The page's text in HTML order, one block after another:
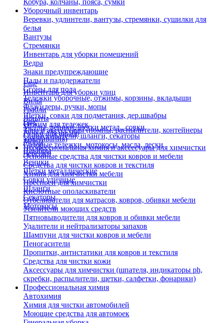
Кобура, колчаны, пояса, сумки
Уборочный инвентарь
Веревки, удлинтели, вантузы, стремянки, сушилки для
белья
Вантузы
Стремянки
Инвентарь для уборки помещений
Ведра
Знаки предупреждающие
Пады и падодержатели
Сгоны для пола
Тележки уборочные, отжимы, корзины, вкладыши
Флаундеры, ручки, мопы
Щетки, совки для подметания, дер.швабры
Отжим для тележек
Ручки для швабр
Мопы
Швабры
Еще
Инвентарь для уборки улиц
Вилы
Грабли
Лопаты
Метлы, веники, щетки метал., совки
Опрыскиватели, шланги, секаторы
Садовые тележки, мотокосы, масла, лески
Черенки
Веники
Щетки металлические
Совки уличные
Шланги
Секаторы
Мотокосы
Еще
Тара и аксессуары (помпы, распылители, контейнеры
замачивания)
Профессиональная химия и акссесуары для химчистки
Основные средства для чистки ковров и мебели
Средства для чистки ковров и текстиля
Химия для химчистки мебели
Преспреи для химчистки
Кислотные ополаскиватели
Отбеливатели для матрасов, ковров, обивки мебели
Усилители моющих средств
Пятновыводители для ковров и обивки мебели
Удалители и нейтрализаторы запахов
Шампуни для чистки ковров и мебели
Пеногасители
Пропитки, антистатики для ковров и текстиля
Средства для чистки кожи
Аксессуары для химчистки (шпателя, индикаторы ph,
скребки, распылители, щетки, салфетки, фонарики)
Профессиональная химия
Автохимия
Химия для чистки автомобилей
Моющие средства для автомоек